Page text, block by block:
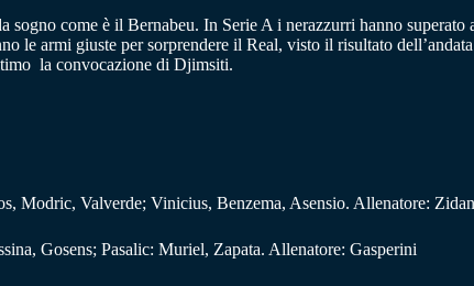
sogno come è il Bernabeu. In Serie A i nerazzurri hanno
le armi giuste per sorprendere il Real, visto il risultato
la convocazione di Djimsiti.
Modric, Valverde; Vinicius, Benzema, Asensio. Allenatore:
Gosens; Pasalic: Muriel, Zapata. Allenatore: Gasperini